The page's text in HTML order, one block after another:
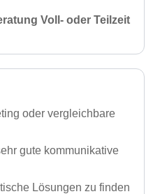
Voll- oder Teilzeit
oder vergleichbare
gute kommunikative
Lösungen zu finden